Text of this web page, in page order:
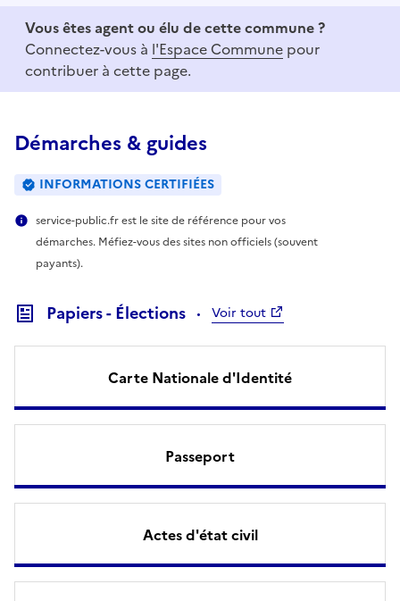
Vous êtes agent ou élu de cette commune ?
Connectez-vous à l'Espace Commune pour
contribuer à cette page.
Démarches & guides
INFORMATIONS CERTIFIÉES
service-public.fr est le site de référence pour vos
démarches. Méfiez-vous des sites non officiels (souvent
payants).
Papiers - Élections Voir tout
Carte Nationale d'Identité
Passeport
Actes d'état civil